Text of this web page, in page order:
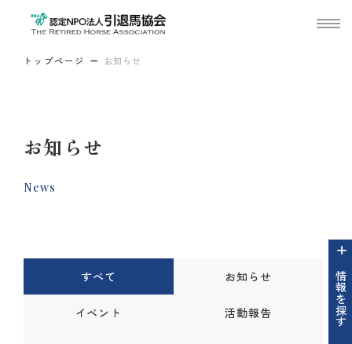
トップページ お知らせ
お知らせ
News
情報を探す
すべて お知らせ
イベント 活動報告